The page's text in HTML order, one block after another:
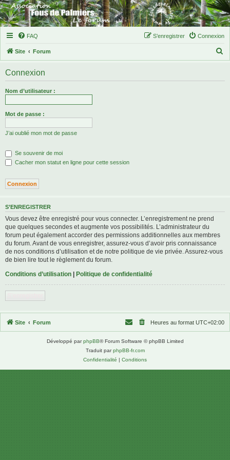
FAQ Connexion
S’enregistrer
Site Forum
Connexion
Nom d’utilisateur :
Mot de passe :
J’ai oublié mon mot de passe
Se souvenir de moi
Cacher mon statut en ligne pour cette session
S’ENREGISTRER
Vous devez être enregistré pour vous connecter. L’enregistrement ne prend
que quelques secondes et augmente vos possibilités. L’administrateur du
forum peut également accorder des permissions additionnelles aux membres
du forum. Avant de vous enregistrer, assurez-vous d’avoir pris connaissance
de nos conditions d’utilisation et de notre politique de vie privée. Assurez-vous
de bien lire tout le règlement du forum.
Conditions d’utilisation | Politique de confidentialité
Site Forum Heures au format UTC+02:00
Développé parphpBB® Forum Software © phpBB Limited
Traduit parphpBB-fr.com
Confidentialité | Conditions